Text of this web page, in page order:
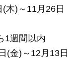
木)～11月26日
1週間以内
(金)～12月13日